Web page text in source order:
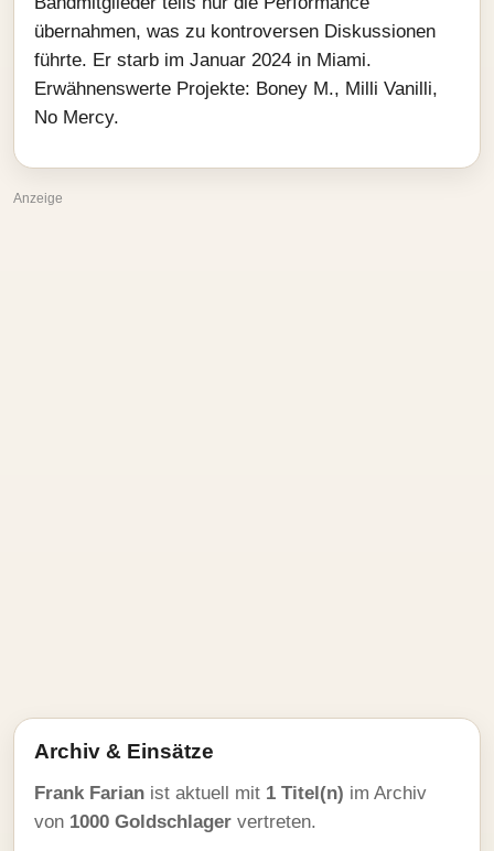
übernahmen, was zu kontroversen Diskussionen
führte. Er starb im Januar 2024 in Miami.
Erwähnenswerte Projekte: Boney M., Milli Vanilli,
No Mercy.
Anzeige
Archiv & Einsätze
Frank Farian ist aktuell mit 1 Titel(n) im Archiv
von 1000 Goldschlager vertreten.